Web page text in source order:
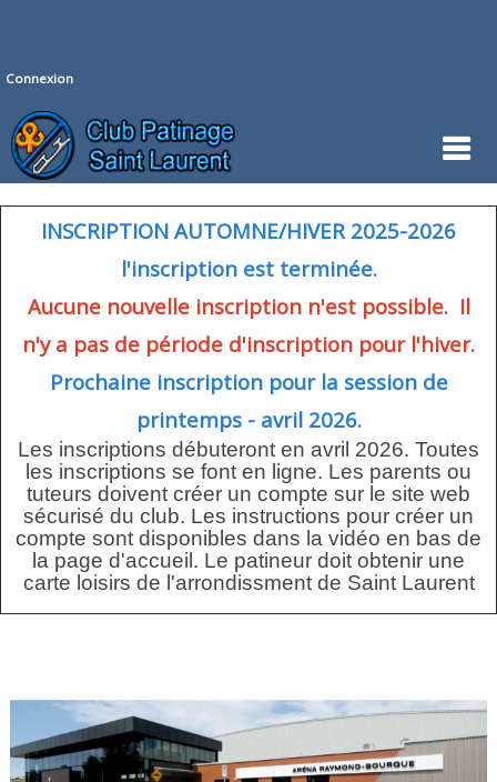
Connexion
INSCRIPTION AUTOMNE/HIVER 2025-2026
l'inscription est terminée.
Aucune nouvelle inscription n'est possible. Il
n'y a pas de période d'inscription pour l'hiver.
Prochaine inscription pour la session de
printemps - avril 2026.
Les inscriptions débuteront en avril 2026. Toutes
les inscriptions se font en ligne. Les parents ou
tuteurs doivent créer un compte sur le site web
sécurisé du club. Les instructions pour créer un
compte sont disponibles dans la vidéo en bas de
la page d'accueil. Le patineur doit obtenir une
carte loisirs de l'arrondissment de Saint Laurent